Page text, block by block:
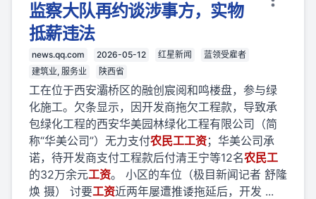
监察大队再约谈涉事方，实物
抵薪违法
news.qq.com 2026-05-12 红星新闻
蓝领受雇者
建筑业, 服务业
陕西省
工在位于西安灞桥区的融创宸阅和鸣楼盘，参与绿
化施工。欠条显示，因开发商拖欠工程款，导致承
包绿化工程的西安华美园林绿化工程有限公司（简
称“华美公司”）无力支付农民工工资；华美公司承
诺，待开发商支付工程款后付清王宁等12名农民工
的32万余元工资。 小区的车位（极目新闻记者 舒隆
焕 摄） 讨要工资近两年屡遭推诿拖延后，开发 ...